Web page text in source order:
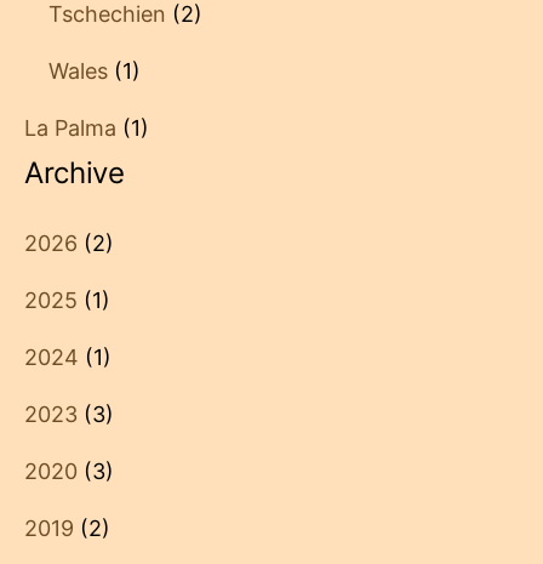
Tschechien (2)
Wales (1)
La Palma (1)
Archive
2026 (2)
2025 (1)
2024 (1)
2023 (3)
2020 (3)
2019 (2)